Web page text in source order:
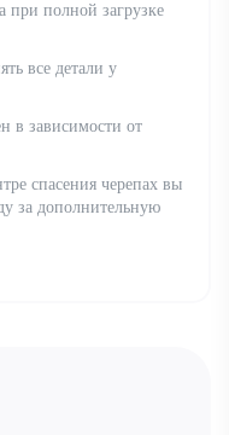
при полной загрузке
все детали у
в зависимости от
спасения черепах вы
за дополнительную